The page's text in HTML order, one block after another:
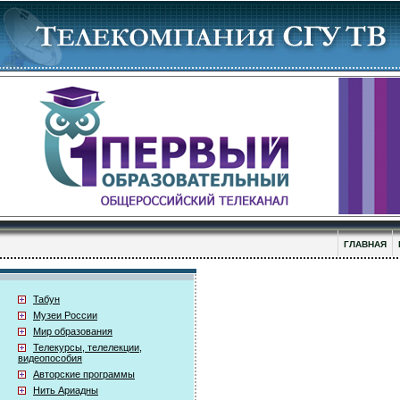
ГЛАВНАЯ
Табун
Музеи России
Мир образования
Телекурсы, телелекции,
видеопособия
Авторские программы
Нить Ариадны